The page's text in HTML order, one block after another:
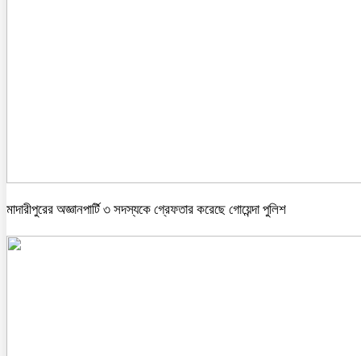
মাদারীপুরের অজ্ঞানপার্টি ৩ সদস্যকে গ্রেফতার করেছে গোয়েন্দা পুলিশ